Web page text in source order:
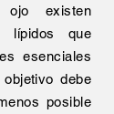
ojo existen
lípidos que
esenciales
debe
posible